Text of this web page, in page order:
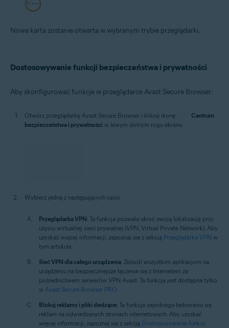
Nowa karta zostanie otwarta w wybranym trybie przeglądarki.
Dostosowywanie funkcji bezpieczeństwa i prywatności
Aby skonfigurować funkcje w przeglądarce Avast Secure Browser:
Otwórz przeglądarkę Avast Secure Browser i kliknij ikonę
Centrum
bezpieczeństwa i prywatności w lewym dolnym rogu ekranu.
Wybierz jedną z następujących opcji:
Przeglądarka VPN: Ta funkcja pozwala ukryć swoją lokalizację przy
użyciu wirtualnej sieci prywatnej (VPN, Virtual Private Network). Aby
uzyskać więcej informacji, zapoznaj się z sekcją Przeglądarka VPN w
tym artykule.
Sieć VPN dla całego urządzenia: Zezwól wszystkim aplikacjom na
urządzeniu na bezpieczniejsze łączenie się z Internetem za
pośrednictwem serwerów VPN Avast. Ta funkcja jest dostępna tylko
w Avast Secure Browser PRO.
Blokuj reklamy i pliki śledzące: Ta funkcja zapobiega ładowaniu się
reklam na odwiedzanych stronach internetowych. Aby uzyskać
więcej informacji, zapoznaj się z sekcją Dostosowywanie funkcji